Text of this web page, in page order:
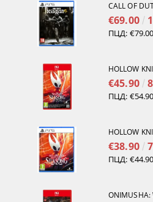
CALL OF
€69.00
ПЦД: €79.00
€45.90
ПЦД: €54.90
HOLLOW
€38.90
ПЦД: €44.90